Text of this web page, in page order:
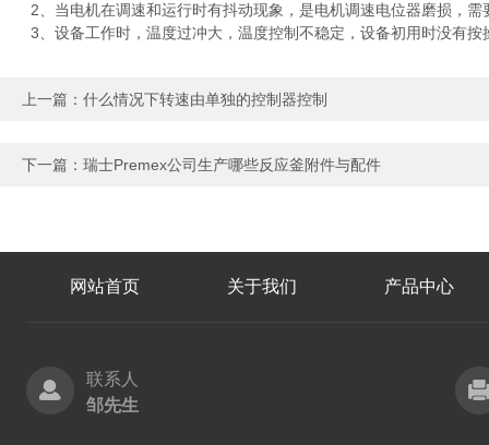
2、当电机在调速和运行时有抖动现象，是电机调速电位器磨损，需
3、设备工作时，温度过冲大，温度控制不稳定，设备初用时没有按
上一篇： 什么情况下转速由单独的控制器控制
下一篇： 瑞士Premex公司生产哪些反应釜附件与配件
网站首页 关于我们 产品中心
联系人
邹先生